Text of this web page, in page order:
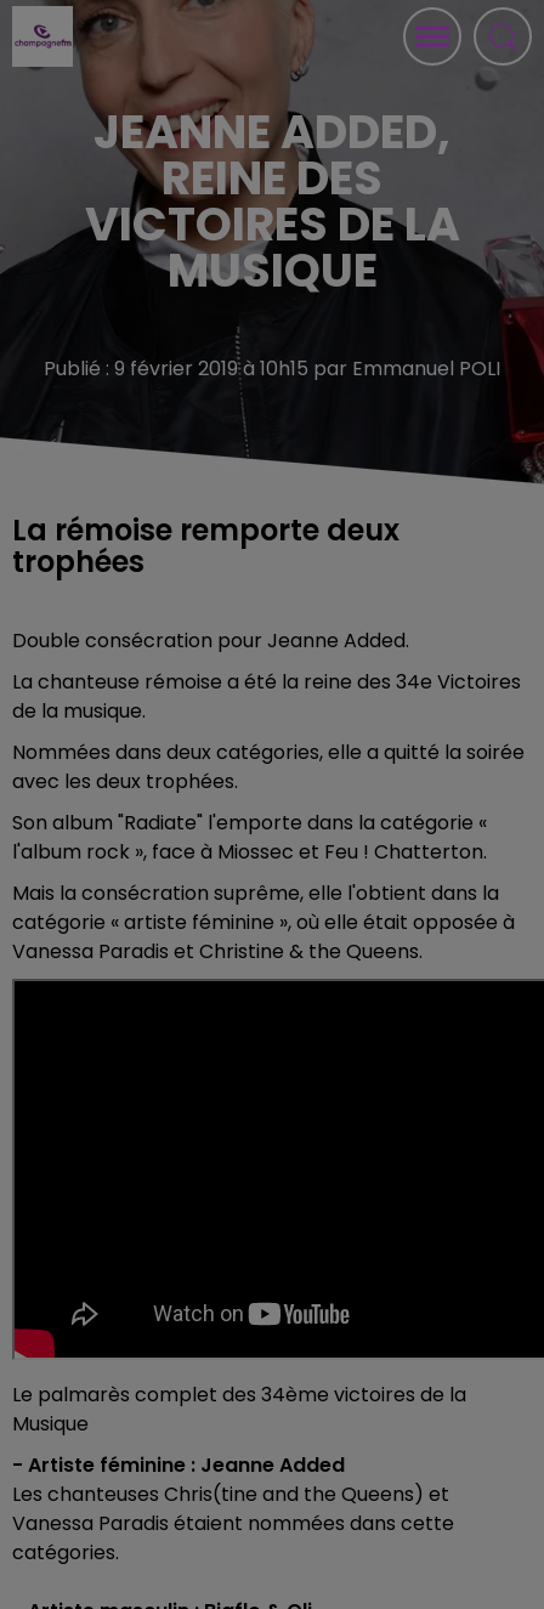
JEANNE ADDED,
REINE DES
VICTOIRES DE LA
MUSIQUE
Publié : 9 février 2019 à 10h15 par Emmanuel POLI
La rémoise remporte deux
trophées
Double consécration pour Jeanne Added.
La chanteuse rémoise a été la reine des 34e Victoires
de la musique.
Nommées dans deux catégories, elle a quitté la soirée
avec les deux trophées.
Son album "Radiate" l'emporte dans la catégorie «
l'album rock », face à Miossec et Feu ! Chatterton.
Mais la consécration suprême, elle l'obtient dans la
catégorie « artiste féminine », où elle était opposée à
Vanessa Paradis et Christine & the Queens.
Le palmarès complet des 34ème victoires de la
Musique
- Artiste féminine : Jeanne Added
Les chanteuses Chris(tine and the Queens) et
Vanessa Paradis étaient nommées dans cette
catégories.